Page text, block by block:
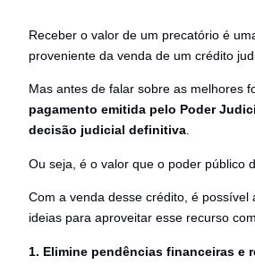
Receber o valor de um precatório é
proveniente da venda de um crédito
Mas antes de falar sobre as melhores
pagamento emitida pelo Poder
decisão judicial definitiva.
Ou seja, é o valor que o poder público
Com a venda desse crédito, é
ideias para aproveitar esse recurso
1. Elimine pendências financeiras e